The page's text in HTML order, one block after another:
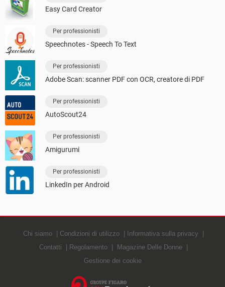
Easy Card Creator
Per professionisti
Speechnotes - Speech To Text
Per professionisti
Adobe Scan: scanner PDF con OCR, creatore di PDF
Per professionisti
AutoScout24
Per professionisti
Amigurumi
Per professionisti
LinkedIn per Android
Chi siamo Condizioni di utilizzo
Informativa sulla privacy
Contatti
Regolamento
Magazine Delle Donne
Gestione dei cookie